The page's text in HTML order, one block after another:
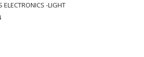
ELECTRONICS -LIGHT